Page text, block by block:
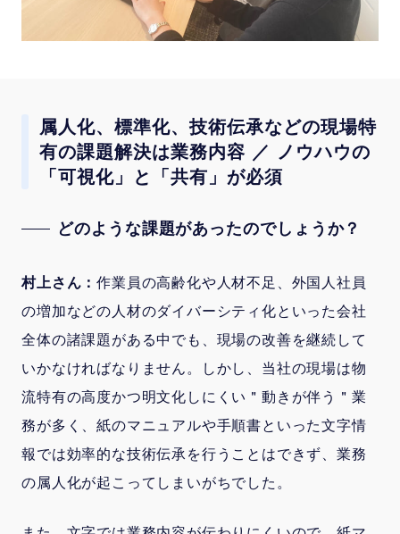
属人化、標準化、技術伝承などの現場特
有の課題解決は業務内容 ／ ノウハウの
「可視化」と「共有」が必須
どのような課題があったのでしょうか？
村上さん：作業員の高齢化や人材不足、外国人社員
の増加などの人材のダイバーシティ化といった会社
全体の諸課題がある中でも、現場の改善を継続して
いかなければなりません。しかし、当社の現場は物
流特有の高度かつ明文化しにくい＂動きが伴う＂業
務が多く、紙のマニュアルや手順書といった文字情
報では効率的な技術伝承を行うことはできず、業務
の属人化が起こってしまいがちでした。